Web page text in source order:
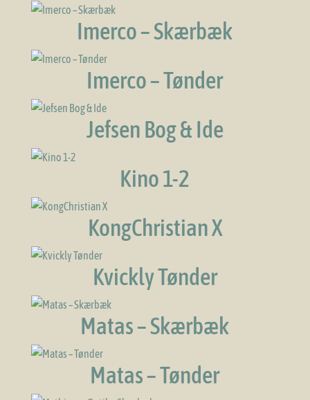
Imerco – Skærbæk
Imerco – Tønder
Jefsen Bog & Ide
Kino 1-2
KongChristian X
Kvickly Tønder
Matas – Skærbæk
Matas – Tønder